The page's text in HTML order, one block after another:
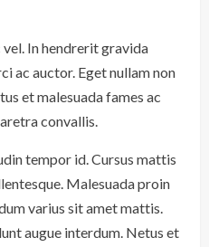
vel. In hendrerit gravida
ac auctor. Eget nullam non
et malesuada fames ac
convallis.
tempor id. Cursus mattis
Malesuada proin
varius sit amet mattis.
augue interdum. Netus et